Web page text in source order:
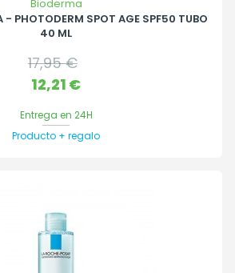
Bioderma
- PHOTODERM SPOT AGE SPF50 TUBO
40 ML
Precio
base
17,95 €
Precio
12,21 €
Entrega en 24H
Producto + regalo